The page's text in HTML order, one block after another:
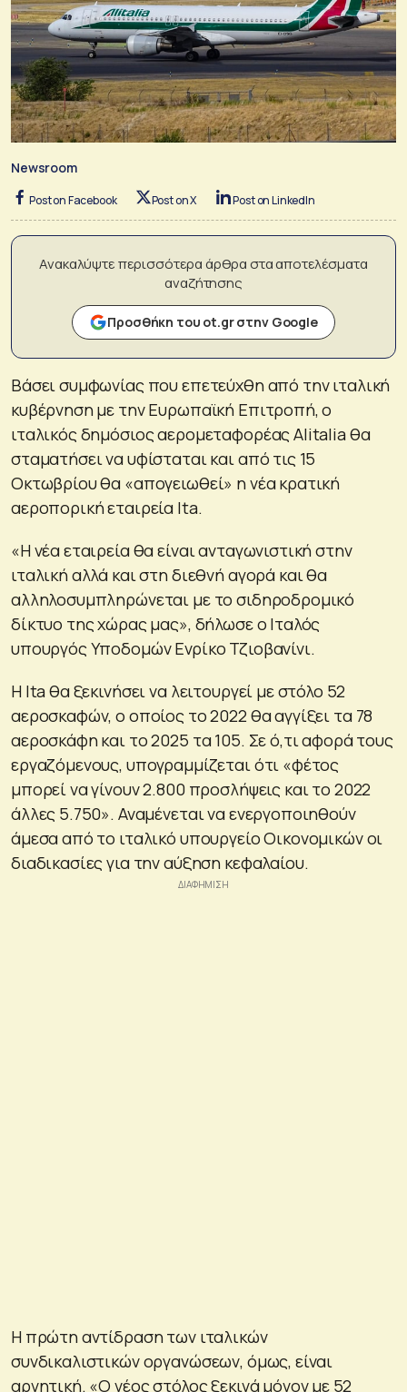
Newsroom
Post on Facebook Post on X Post on LinkedIn
Ανακαλύψτε περισσότερα άρθρα στα αποτελέσματα
αναζήτησης
Προσθήκη του ot.gr στην Google
Βάσει συμφωνίας που επετεύχθη από την ιταλική
κυβέρνηση με την Ευρωπαϊκή Επιτροπή, ο
ιταλικός δημόσιος αερομεταφορέας Alitalia θα
σταματήσει να υφίσταται και από τις 15
Οκτωβρίου θα «απογειωθεί» η νέα κρατική
αεροπορική εταιρεία Ita.
«Η νέα εταιρεία θα είναι ανταγωνιστική στην
ιταλική αλλά και στη διεθνή αγορά και θα
αλληλοσυμπληρώνεται με το σιδηροδρομικό
δίκτυο της χώρας μας», δήλωσε ο Ιταλός
υπουργός Υποδομών Ενρίκο Τζιοβανίνι.
Η Ita θα ξεκινήσει να λειτουργεί με στόλο 52
αεροσκαφών, ο οποίος το 2022 θα αγγίξει τα 78
αεροσκάφη και το 2025 τα 105. Σε ό,τι αφορά τους
εργαζόμενους, υπογραμμίζεται ότι «φέτος
μπορεί να γίνουν 2.800 προσλήψεις και το 2022
άλλες 5.750». Αναμένεται να ενεργοποιηθούν
άμεσα από το ιταλικό υπουργείο Οικονομικών οι
διαδικασίες για την αύξηση κεφαλαίου.
Η πρώτη αντίδραση των ιταλικών
συνδικαλιστικών οργανώσεων, όμως, είναι
αρνητική. «Ο νέος στόλος ξεκινά μόνον με 52